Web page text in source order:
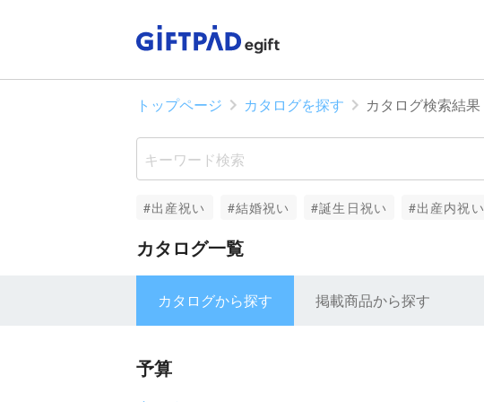
トップページ カタログを探す カタログ検索結果
#出産祝い #結婚祝い #誕生日祝い #出産内祝い
カタログ一覧
カタログから探す 掲載商品から探す
予算